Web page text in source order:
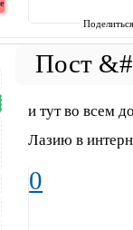
и тут во всем
Лазию в
0